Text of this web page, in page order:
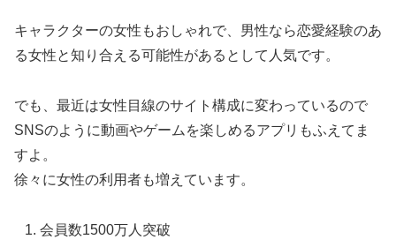
キャラクターの女性もおしゃれで、男性なら恋愛経験のあ
る女性と知り合える可能性があるとして人気です。
でも、最近は女性目線のサイト構成に変わっているので
SNSのように動画やゲームを楽しめるアプリもふえてま
すよ。
徐々に女性の利用者も増えています。
会員数1500万人突破